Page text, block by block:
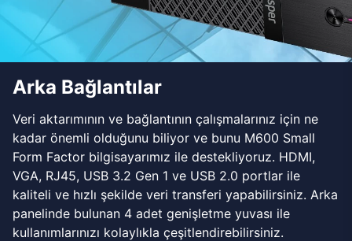
Arka Bağlantılar
Veri aktarımının ve bağlantının çalışmalarınız için ne
kadar önemli olduğunu biliyor ve bunu M600 Small
Form Factor bilgisayarımız ile destekliyoruz. HDMI,
VGA, RJ45, USB 3.2 Gen 1 ve USB 2.0 portlar ile
kaliteli ve hızlı şekilde veri transferi yapabilirsiniz. Arka
panelinde bulunan 4 adet genişletme yuvası ile
kullanımlarınızı kolaylıkla çeşitlendirebilirsiniz.